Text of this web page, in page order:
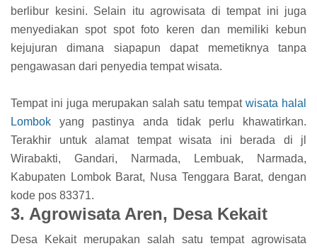
berlibur kesini. Selain itu agrowisata di tempat ini juga
menyediakan spot spot foto keren dan memiliki kebun
kejujuran dimana siapapun dapat memetiknya tanpa
pengawasan dari penyedia tempat wisata.
Tempat ini juga merupakan salah satu tempat wisata halal
Lombok yang pastinya anda tidak perlu khawatirkan.
Terakhir untuk alamat tempat wisata ini berada di jl
Wirabakti, Gandari, Narmada, Lembuak, Narmada,
Kabupaten Lombok Barat, Nusa Tenggara Barat, dengan
kode pos 83371.
3. Agrowisata Aren, Desa Kekait
Desa Kekait merupakan salah satu tempat agrowisata